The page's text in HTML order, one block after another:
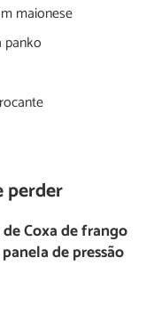
maionese
perder
Coxa de frango
de pressão